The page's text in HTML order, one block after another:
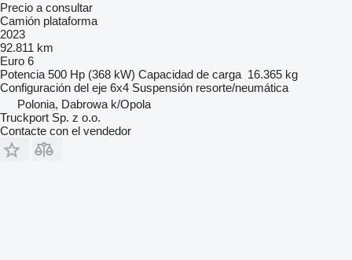
Precio a consultar
Camión plataforma
2023
92.811 km
Euro 6
Potencia 500 Hp (368 kW) Capacidad de carga 16.365 kg
Configuración del eje 6x4 Suspensión resorte/neumática
Polonia, Dabrowa k/Opola
Truckport Sp. z o.o.
Contacte con el vendedor